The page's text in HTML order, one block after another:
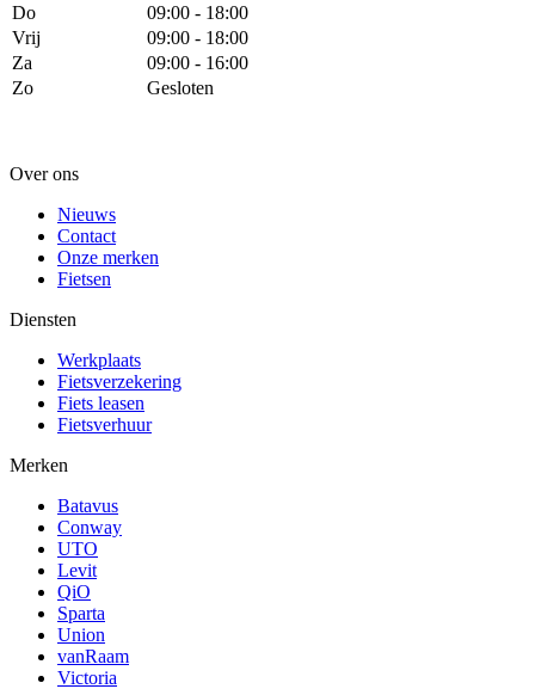
Do
09:00 - 18:00
Vrij
09:00 - 18:00
Za
09:00 - 16:00
Zo
Gesloten
Over ons
Nieuws
Contact
Onze merken
Fietsen
Diensten
Werkplaats
Fietsverzekering
Fiets leasen
Fietsverhuur
Merken
Batavus
Conway
UTO
Levit
QiO
Sparta
Union
vanRaam
Victoria